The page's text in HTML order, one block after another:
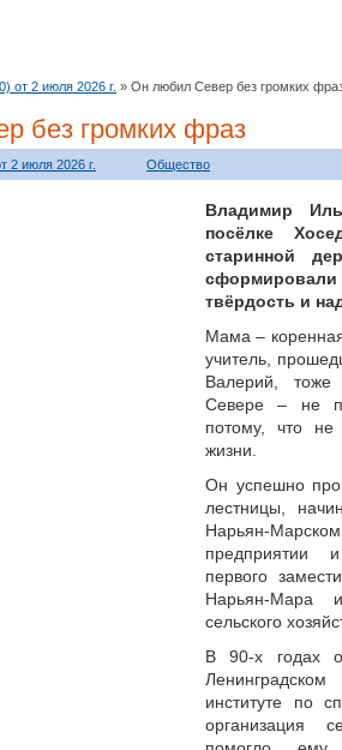
от 2 июля 2026 г. » Он любил Север без громких
без громких фраз
2 июля 2026 г. Общество
Владимир
посёлке
старинной
сформировали
твёрдость и
Мама –
учитель,
Валерий,
Севере – не
потому, что не
жизни.
Он успешно
лестницы,
Нарьян-
предприятии
первого
Нарьян-Мара
сельского
В 90-х годах
институте по
организация